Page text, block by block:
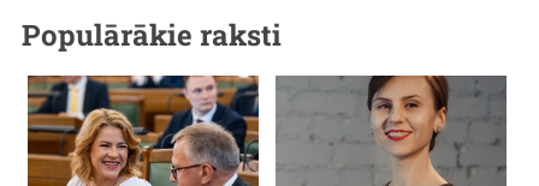
Populārākie raksti